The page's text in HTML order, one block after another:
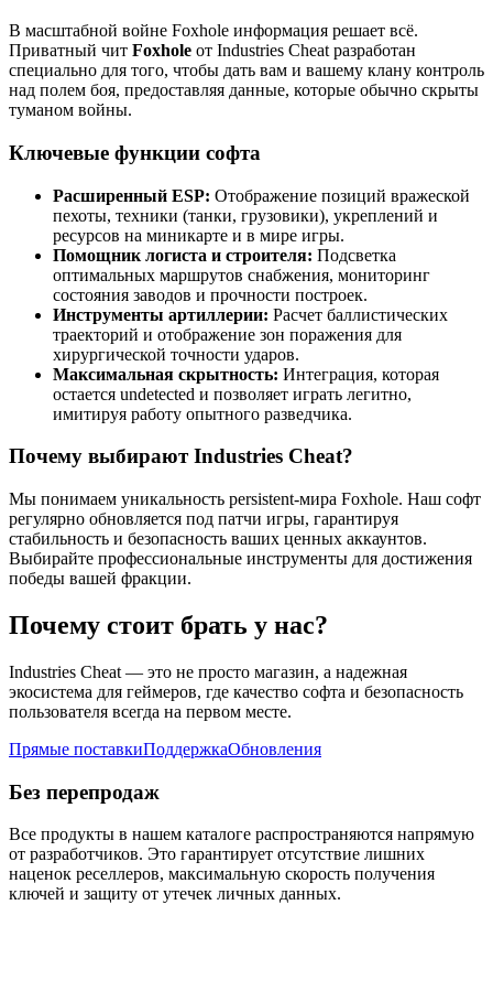
В масштабной войне Foxhole информация решает всё.
Приватный чит Foxhole от Industries Cheat разработан
специально для того, чтобы дать вам и вашему клану контроль
над полем боя, предоставляя данные, которые обычно скрыты
туманом войны.
Ключевые функции софта
Расширенный ESP: Отображение позиций вражеской
пехоты, техники (танки, грузовики), укреплений и
ресурсов на миникарте и в мире игры.
Помощник логиста и строителя: Подсветка
оптимальных маршрутов снабжения, мониторинг
состояния заводов и прочности построек.
Инструменты артиллерии: Расчет баллистических
траекторий и отображение зон поражения для
хирургической точности ударов.
Максимальная скрытность: Интеграция, которая
остается undetected и позволяет играть легитно,
имитируя работу опытного разведчика.
Почему выбирают Industries Cheat?
Мы понимаем уникальность persistent-мира Foxhole. Наш софт
регулярно обновляется под патчи игры, гарантируя
стабильность и безопасность ваших ценных аккаунтов.
Выбирайте профессиональные инструменты для достижения
победы вашей фракции.
Почему стоит брать у нас?
Industries Cheat — это не просто магазин, а надежная
экосистема для геймеров, где качество софта и безопасность
пользователя всегда на первом месте.
Прямые поставкиПоддержкаОбновления
Без перепродаж
Все продукты в нашем каталоге распространяются напрямую
от разработчиков. Это гарантирует отсутствие лишних
наценок реселлеров, максимальную скорость получения
ключей и защиту от утечек личных данных.